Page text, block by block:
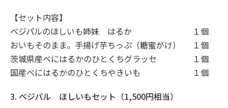
【セット内容】
ベジパルのほしいも姉妹 はるか
１個
おいもそのまま。手揚げ芋ちっぷ（糖蜜がけ）
１個
茨城県産べにはるかのひとくちグラッセ
１個
国産べにはるかのひとくちやきいも
１個
3. ベジパル ほしいもセット（1,500円相当）